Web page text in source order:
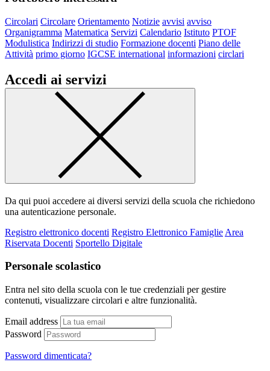
Circolari Circolare Orientamento Notizie avvisi avviso
Organigramma Matematica Servizi Calendario Istituto PTOF
Modulistica Indirizzi di studio Formazione docenti Piano delle
Attività primo giorno IGCSE international informazioni circlari
Accedi ai servizi
Da qui puoi accedere ai diversi servizi della scuola che richiedono
una autenticazione personale.
Registro elettronico docenti Registro Elettronico Famiglie Area
Riservata Docenti Sportello Digitale
Personale scolastico
Entra nel sito della scuola con le tue credenziali per gestire
contenuti, visualizzare circolari e altre funzionalità.
Email address
Password
Password dimenticata?